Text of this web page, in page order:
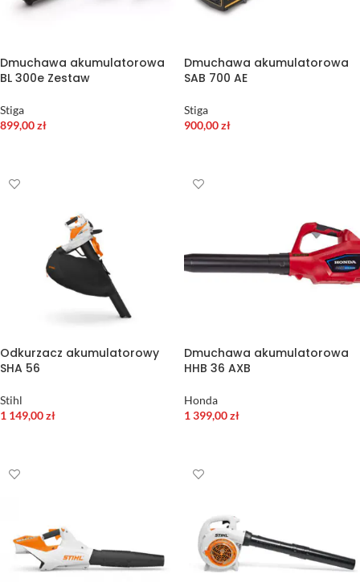
Dmuchawa akumulatorowa
BL 300e Zestaw
Stiga
899,00zł
Dmuchawa akumulatorowa
SAB 700 AE
Stiga
900,00zł
Odkurzacz akumulatorowy
SHA 56
Stihl
1 149,00zł
Dmuchawa akumulatorowa
HHB 36 AXB
Honda
1 399,00zł